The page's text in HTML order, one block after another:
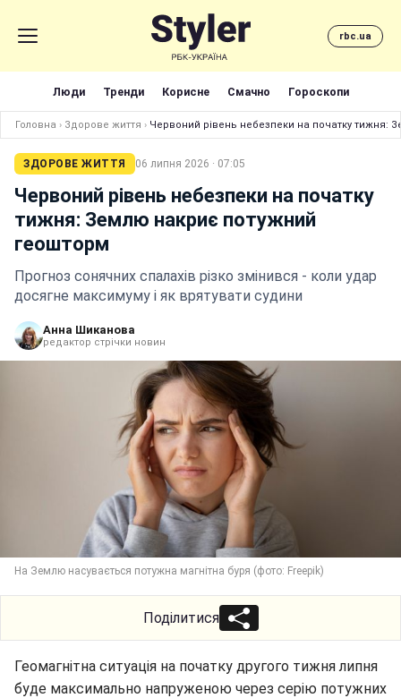
rbc.ua
Люди Тренди Корисне Смачно Гороскопи
Головна › Здорове життя › Червоний рівень небезпеки на початку тижня:
ЗДОРОВЕ ЖИТТЯ 06 липня 2026 · 07:05
Червоний рівень небезпеки на початку
тижня: Землю накриє потужний
геошторм
Прогноз сонячних спалахів різко змінився - коли удар
досягне максимуму і як врятувати судини
Анна Шиканова
редактор стрічки новин
На Землю насувається потужна магнітна буря (фото: Freepik)
Поділитися
Геомагнітна ситуація на початку другого тижня липня
буде максимально напруженою через серію потужних